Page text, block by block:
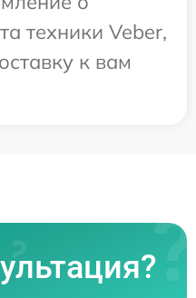
техники Veber,
к вам